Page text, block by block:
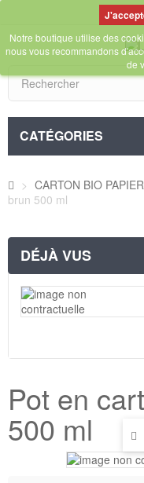
CATÉGORIES
Notre boutique utilise des
nous vous recommandons
de
> CARTON BIO PAPIER
brun 500 ml
DÉJÀ VUS
Pot en
500 ml